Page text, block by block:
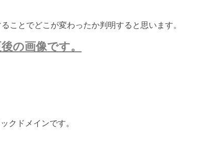
ことでどこが変わったか判明すると思います。
の画像です。
クドメインです。